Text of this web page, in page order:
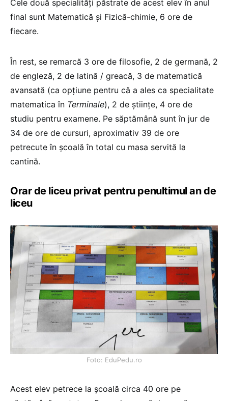
Cele două specialități păstrate de acest elev în anul
final sunt Matematică și Fizică-chimie, 6 ore de
fiecare.
În rest, se remarcă 3 ore de filosofie, 2 de germană, 2
de engleză, 2 de latină / greacă, 3 de matematică
avansată (ca opțiune pentru că a ales ca specialitate
matematica în Terminale), 2 de științe, 4 ore de
studiu pentru examene. Pe săptămână sunt în jur de
34 de ore de cursuri, aproximativ 39 de ore
petrecute în școală în total cu masa servită la
cantină.
Orar de liceu privat pentru penultimul an de
liceu
Foto: EduPedu.ro
Acest elev petrece la școală circa 40 ore pe